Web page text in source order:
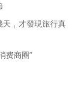
，才發現旅行真
费商圈”